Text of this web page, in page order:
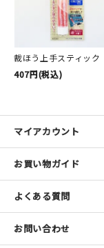
裁ほう上手スティック
407円(税込)
マイアカウント
お買い物ガイド
よくある質問
お問い合わせ